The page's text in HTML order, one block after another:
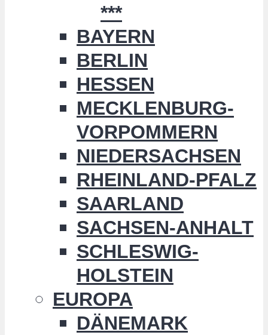
***
BAYERN
BERLIN
HESSEN
MECKLENBURG-
VORPOMMERN
NIEDERSACHSEN
RHEINLAND-PFALZ
SAARLAND
SACHSEN-ANHALT
SCHLESWIG-
HOLSTEIN
EUROPA
DÄNEMARK